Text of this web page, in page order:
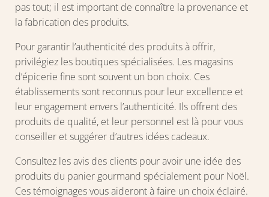
pas tout; il est important de connaître la provenance et
la fabrication des produits.
Pour garantir l’authenticité des produits à offrir,
privilégiez les boutiques spécialisées. Les magasins
d’épicerie fine sont souvent un bon choix. Ces
établissements sont reconnus pour leur excellence et
leur engagement envers l’authenticité. Ils offrent des
produits de qualité, et leur personnel est là pour vous
conseiller et suggérer d’autres idées cadeaux.
Consultez les avis des clients pour avoir une idée des
produits du panier gourmand spécialement pour Noël.
Ces témoignages vous aideront à faire un choix éclairé.